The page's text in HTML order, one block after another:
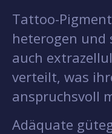
Tattoo-
heterogen und
auch
verteilt, was
anspruchsvoll
Adäquate